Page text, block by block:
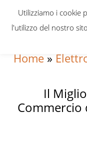
Skip
navigation
Skip
Skip
sidebar
Home »
Il
Commercio
Utilizziamo i cookie
l'utilizzo del nostro